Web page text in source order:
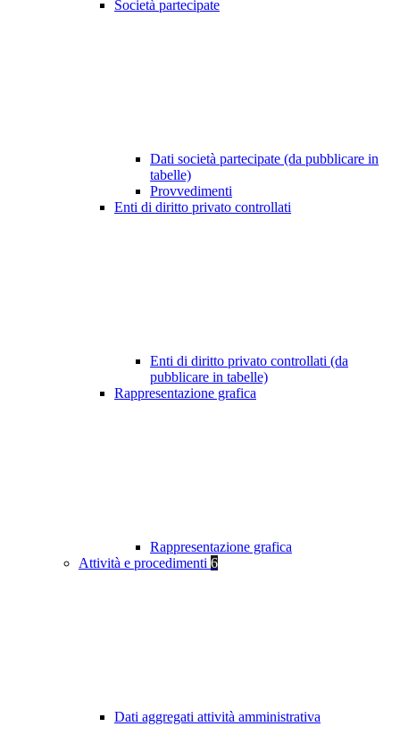
Società partecipate
Dati società partecipate (da pubblicare in
tabelle)
Provvedimenti
Enti di diritto privato controllati
Enti di diritto privato controllati (da
pubblicare in tabelle)
Rappresentazione grafica
Rappresentazione grafica
Attività e procedimenti 6
Dati aggregati attività amministrativa